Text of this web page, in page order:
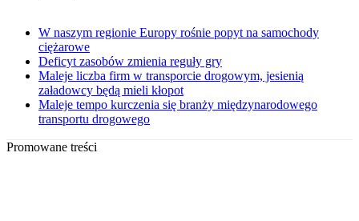
W naszym regionie Europy rośnie popyt na samochody
ciężarowe
Deficyt zasobów zmienia reguły gry
Maleje liczba firm w transporcie drogowym, jesienią
załadowcy będą mieli kłopot
Maleje tempo kurczenia się branży międzynarodowego
transportu drogowego
Promowane treści